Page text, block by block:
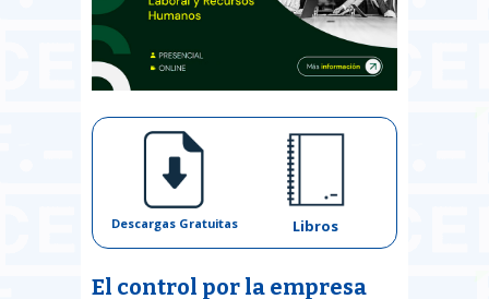
Descargas Gratuitas Libros
El control por la empresa